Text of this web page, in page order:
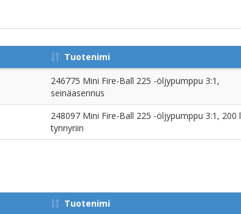
Tuotenimi
246775 Mini Fire-Ball 225 -öljypumppu 3:1,
seinäasennus
248097 Mini Fire-Ball 225 -öljypumppu 3:1, 200 l
tynnyriin
Tuotenimi